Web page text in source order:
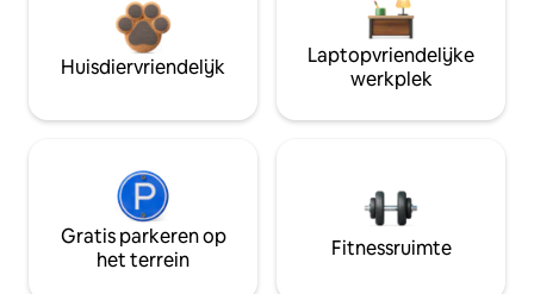
Huisdiervriendelijk
Laptopvriendelijke
werkplek
Gratis parkeren op
het terrein
Fitnessruimte